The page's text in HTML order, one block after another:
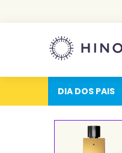
DIA DOS PAIS
1º
3º